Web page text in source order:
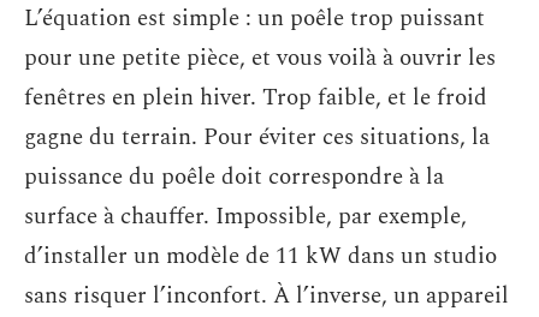
L’équation est simple : un poêle trop puissant
pour une petite pièce, et vous voilà à ouvrir les
fenêtres en plein hiver. Trop faible, et le froid
gagne du terrain. Pour éviter ces situations, la
puissance du poêle doit correspondre à la
surface à chauffer. Impossible, par exemple,
d’installer un modèle de 11 kW dans un studio
sans risquer l’inconfort. À l’inverse, un appareil